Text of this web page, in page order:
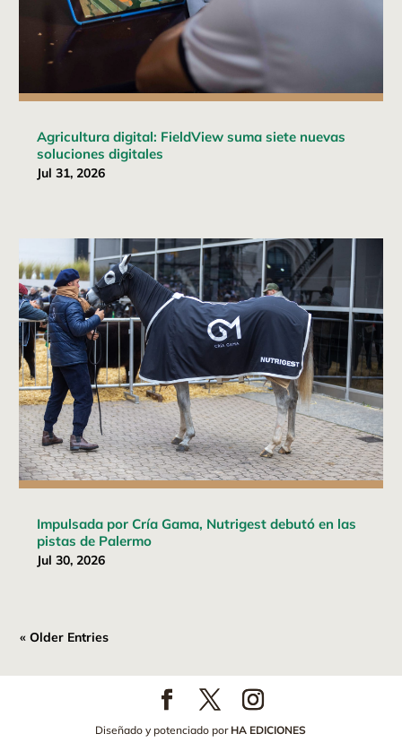
Agricultura digital: FieldView suma siete nuevas
soluciones digitales
Jul 31, 2026
Impulsada por Cría Gama, Nutrigest debutó en las
pistas de Palermo
Jul 30, 2026
« Older Entries
Diseñado y potenciado por HA EDICIONES